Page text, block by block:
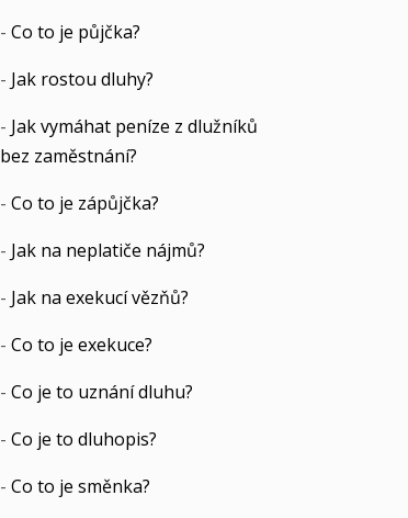
- Co to je půjčka?
- Jak rostou dluhy?
- Jak vymáhat peníze z dlužníků
bez zaměstnání?
- Co to je zápůjčka?
- Jak na neplatiče nájmů?
- Jak na exekucí vězňů?
- Co to je exekuce?
- Co je to uznání dluhu?
- Co je to dluhopis?
- Co to je směnka?